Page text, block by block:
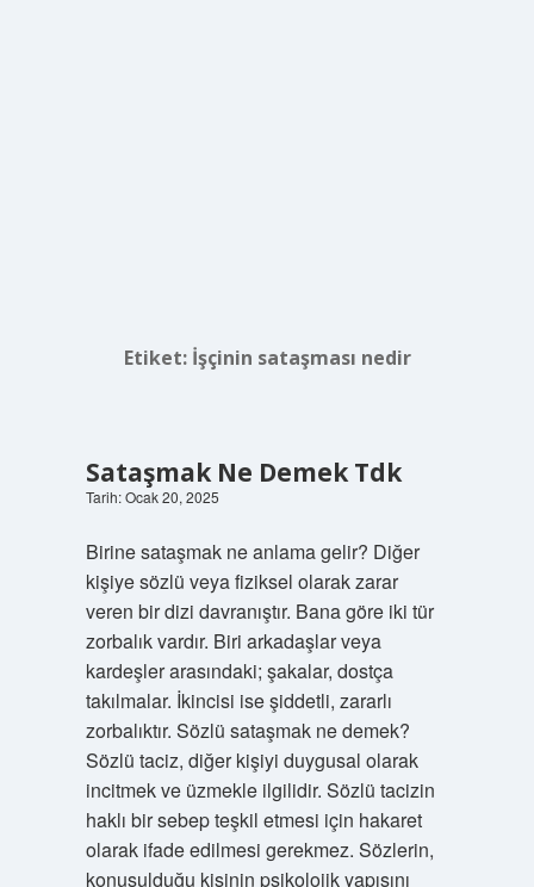
Etiket: İşçinin sataşması nedir
Sataşmak Ne Demek Tdk
Tarih: Ocak 20, 2025
Birine sataşmak ne anlama gelir? Diğer
kişiye sözlü veya fiziksel olarak zarar
veren bir dizi davranıştır. Bana göre iki tür
zorbalık vardır. Biri arkadaşlar veya
kardeşler arasındaki; şakalar, dostça
takılmalar. İkincisi ise şiddetli, zararlı
zorbalıktır. Sözlü sataşmak ne demek?
Sözlü taciz, diğer kişiyi duygusal olarak
incitmek ve üzmekle ilgilidir. Sözlü tacizin
haklı bir sebep teşkil etmesi için hakaret
olarak ifade edilmesi gerekmez. Sözlerin,
konuşulduğu kişinin psikolojik yapısını